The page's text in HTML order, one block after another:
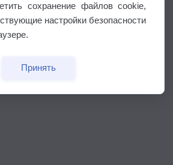
сохранение файлов cookie,
настройки безопасности
Принять